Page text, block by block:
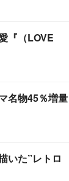
『（LOVE
名物45％増量
いた”レトロ